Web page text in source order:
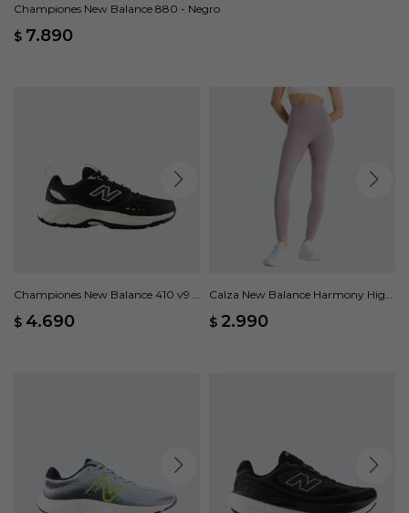
Championes New Balance 880 - Negro
$ 7.890
Championes New Balance 410 v9 -
$ 4.690
Calza New Balance Harmony High
$ 2.990